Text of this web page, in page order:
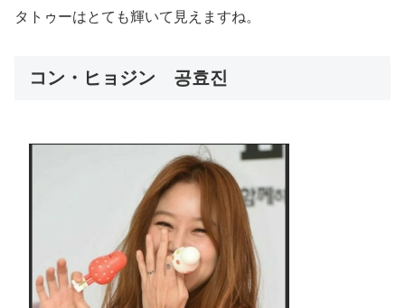
タトゥーはとても輝いて見えますね。
コン・ヒョジン 공효진